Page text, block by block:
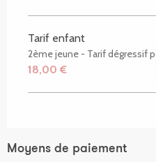
Tarif enfant
2ème jeune - Tarif dégressif
18,00 €
Moyens de paiement